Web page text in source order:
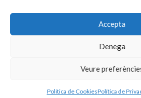
Accepta
Denega
Veure
Política de CookiesPolítica de
LLEGIR CONDICIONS